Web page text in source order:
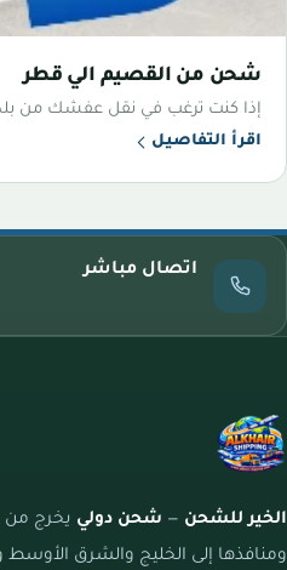
شحن من القصيم الي قطر
إذا كنت ترغب في نقل عفشك من
اقرأ التفاصيل
اتصال مباشر
الخير للشحن — شحن دولي يخرج من
ومنافذها إلى الخليج والشرق الأوسط